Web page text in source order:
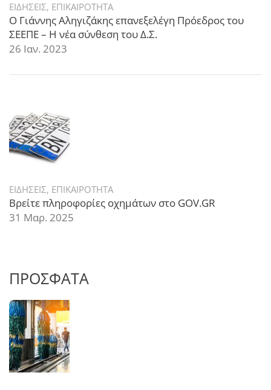
ΕΙΔΗΣΕΙΣ, ΕΠΙΚΑΙΡΟΤΗΤΑ
Ο Γιάννης Αληγιζάκης επανεξελέγη Πρόεδρος του
ΣΕΕΠΕ – Η νέα σύνθεση του Δ.Σ.
26 Ιαν. 2023
ΕΙΔΗΣΕΙΣ, ΕΠΙΚΑΙΡΟΤΗΤΑ
Βρείτε πληροφορίες οχημάτων στο GOV.GR
31 Μαρ. 2025
ΠΡΟΣΦΑΤΑ